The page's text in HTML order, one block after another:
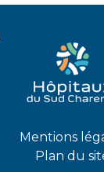
Mentions
Plan du